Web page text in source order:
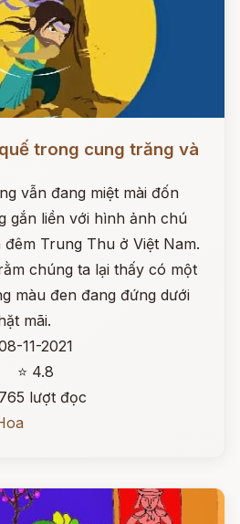
trong cung trăng và
vẫn đang miệt mài đốn
gắn liền với hình ảnh chú
Trung Thu ở Việt Nam.
chúng ta lại thấy có một
màu đen đang đứng dưới
mãi.
11-2021
⭐ 4.8
lượt đọc